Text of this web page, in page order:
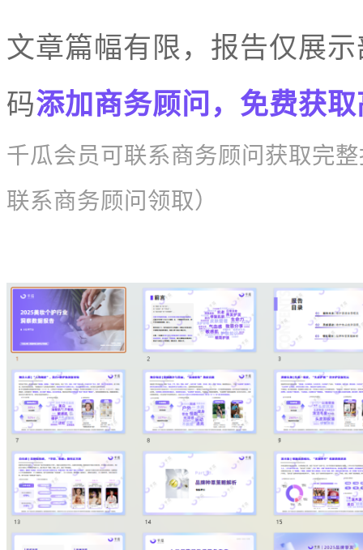
文章篇幅有限，报告仅展
码添加商务顾问，免费获
千瓜会员可联系商务顾问获取完
联系商务顾问领取）